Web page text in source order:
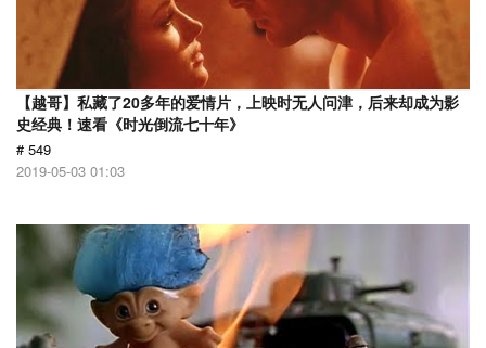
【越哥】私藏了20多年的爱情片，上映时无人问津，后来却成为影
史经典！速看《时光倒流七十年》
# 549
2019-05-03 01:03